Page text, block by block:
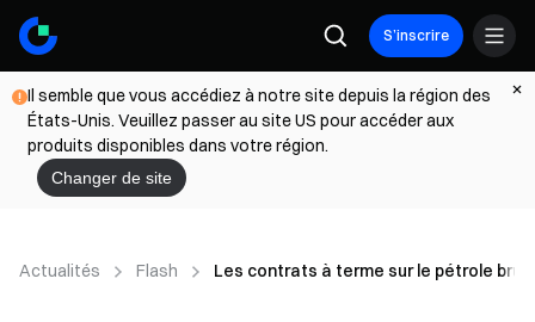
S’inscrire
Il semble que vous accédiez à notre site depuis la région des
États-Unis. Veuillez passer au site US pour accéder aux
produits disponibles dans votre région.
Changer de site
Actualités Flash Les contrats à terme sur le pétrole brut